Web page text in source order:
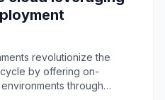
revolutionize the
by offering on-
through